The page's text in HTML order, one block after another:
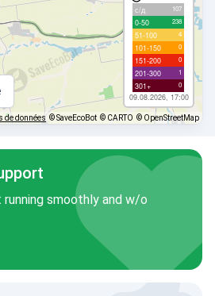
с/д 107
0-50 238
51-100 4
101-150 0
151-200 0
201-300 1
301+ 0
09.08.2026, 17:00
de données © SaveEcoBot © CARTO © OpenStreetMap
smoothly and w/o